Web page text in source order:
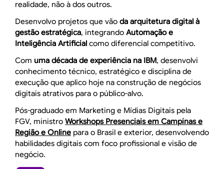
realidade, não à dos outros.
Desenvolvo projetos que vão da arquitetura digital à
gestão estratégica, integrando Automação e
Inteligência Artificial como diferencial competitivo.
Com uma década de experiência na IBM, desenvolvi
conhecimento técnico, estratégico e disciplina de
execução que aplico hoje na construção de negócios
digitais atrativos para o público-alvo.
Pós-graduado em Marketing e Mídias Digitais pela
FGV, ministro Workshops Presenciais em Campinas e
Região e Online para o Brasil e exterior, desenvolvendo
habilidades digitais com foco profissional e visão de
negócio.